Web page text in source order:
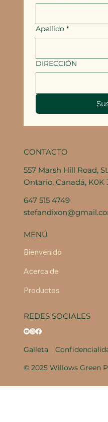
Apellido *
DIRECCIÓN
CONTACTO
557 Marsh Hill Road,
Ontario, Canadá, K0K
647 515 4749
MENÚ
Bienvenido
Acerca de
Productos
REDES SOCIALES
Galleta
© 2025 Willows Green